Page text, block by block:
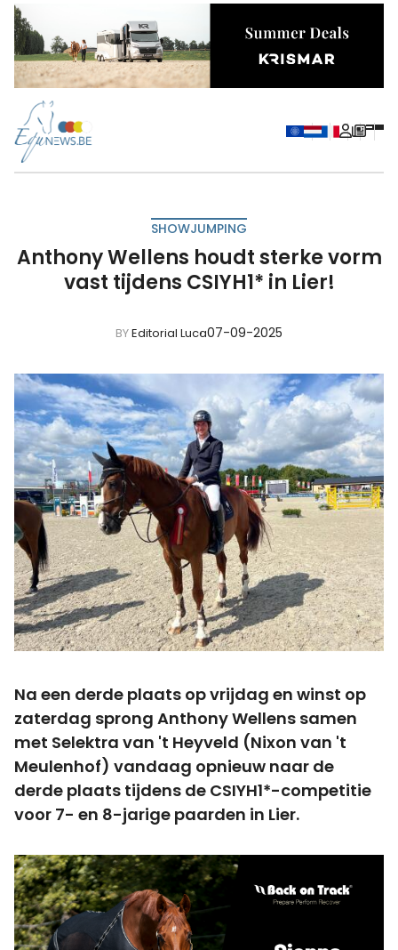
SHOWJUMPING
Anthony Wellens houdt sterke vorm
vast tijdens CSIYH1* in Lier!
BYEditorial Luca07-09-2025
Na een derde plaats op vrijdag en winst op
zaterdag sprong Anthony Wellens samen
met Selektra van 't Heyveld (Nixon van 't
Meulenhof) vandaag opnieuw naar de
derde plaats tijdens de CSIYH1*-competitie
voor 7- en 8-jarige paarden in Lier.